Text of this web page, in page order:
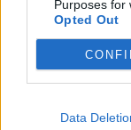
Purposes for
Opted Out
Data